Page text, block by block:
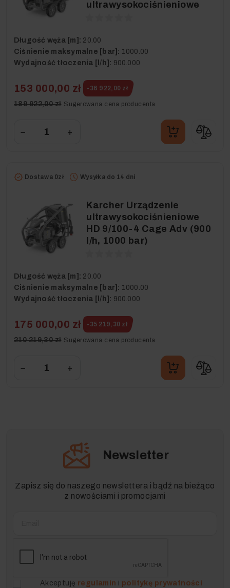
ultrawysokociśnieniowe
Długość węża [m]: 20.00
Ciśnienie maksymalne [bar]: 1000.00
Wydajność tłoczenia [l/h]: 900.000
153 000,00 zł -36 922,00 zł
189 922,00 zł Sugerowana cena producenta
− +
Dostawa 0zł Wysyłka do 14 dni
Karcher Urządzenie
ultrawysokociśnieniowe
HD 9/100-4 Cage Adv (900
l/h, 1000 bar)
Długość węża [m]: 20.00
Ciśnienie maksymalne [bar]: 1000.00
Wydajność tłoczenia [l/h]: 900.000
175 000,00 zł -35 219,30 zł
210 219,30 zł Sugerowana cena producenta
− +
Newsletter
Zapisz się do naszego newslettera i bądź na bieżąco
z nowościami i promocjami
Akceptuję regulamin i politykę prywatności